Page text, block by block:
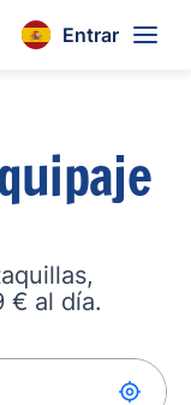
Entrar
€ al día.